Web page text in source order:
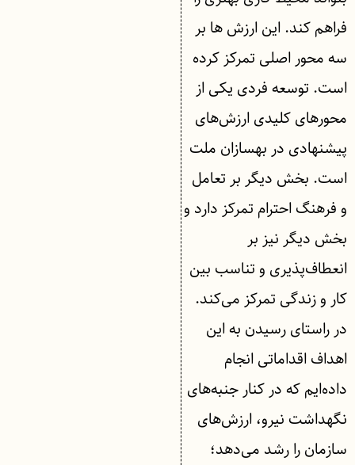
فراهم کند. این ارزش ها بر
سه محور اصلی تمرکز کرده
است. توسعه فردی یکی از
محورهای کلیدی ارزش‌های
پیشنهادی در بهسازان ملت
است. بخش دیگر بر تعامل
و فرهنگ احترام تمرکز دارد و
بخش دیگر نیز بر
انعطاف‌پذیری و تناسب بین
کار و زندگی تمرکز می‌کند.
در راستای رسیدن به این
اهداف اقداماتی انجام
داده‌ایم که در کنار جنبه‌های
نگهداشت نیرو، ارزش‌های
سازمان را رشد می‌دهد؛